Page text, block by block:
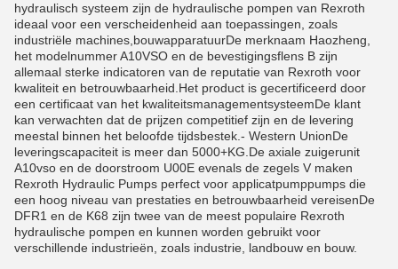
hydraulisch systeem zijn de hydraulische pompen van Rexroth
ideaal voor een verscheidenheid aan toepassingen, zoals
industriële machines,bouwapparatuurDe merknaam Haozheng,
het modelnummer A10VSO en de bevestigingsflens B zijn
allemaal sterke indicatoren van de reputatie van Rexroth voor
kwaliteit en betrouwbaarheid.Het product is gecertificeerd door
een certificaat van het kwaliteitsmanagementsysteemDe klant
kan verwachten dat de prijzen competitief zijn en de levering
meestal binnen het beloofde tijdsbestek.- Western UnionDe
leveringscapaciteit is meer dan 5000+KG.De axiale zuigerunit
A10vso en de doorstroom U00E evenals de zegels V maken
Rexroth Hydraulic Pumps perfect voor applicatpumppumps die
een hoog niveau van prestaties en betrouwbaarheid vereisenDe
DFR1 en de K68 zijn twee van de meest populaire Rexroth
hydraulische pompen en kunnen worden gebruikt voor
verschillende industrieën, zoals industrie, landbouw en bouw.